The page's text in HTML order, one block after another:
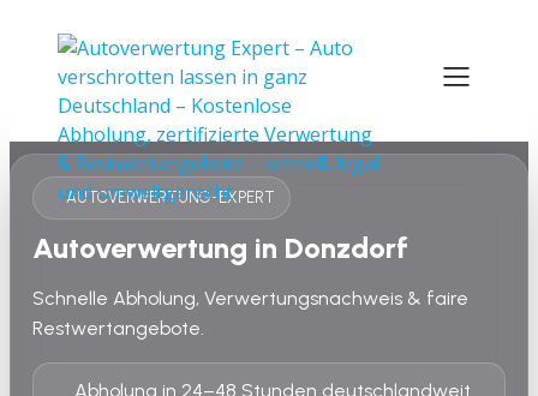
AUTOVERWERTUNG-EXPERT
Autoverwertung in Donzdorf
Schnelle Abholung, Verwertungsnachweis & faire
Restwertangebote.
Abholung in 24–48 Stunden deutschlandweit